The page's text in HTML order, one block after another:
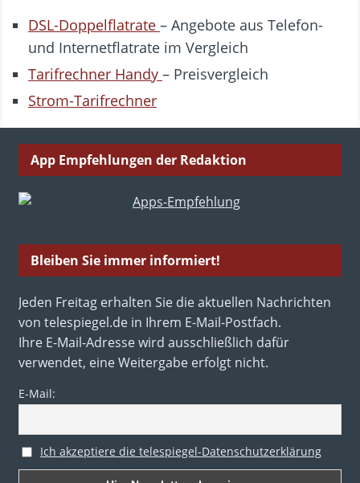
DSL-Doppelflatrate – Angebote aus Telefon-
und Internetflatrate im Vergleich
Tarifrechner Handy – Preisvergleich
Strom-Tarifrechner
App Empfehlungen der Redaktion
Bleiben Sie immer informiert!
Jeden Freitag erhalten Sie die aktuellen Nachrichten
von telespiegel.de in Ihrem E-Mail-Postfach.
Ihre E-Mail-Adresse wird ausschließlich dafür
verwendet, eine Weitergabe erfolgt nicht.
E-Mail:
Ich akzeptiere die telespiegel-Datenschutzerklärung